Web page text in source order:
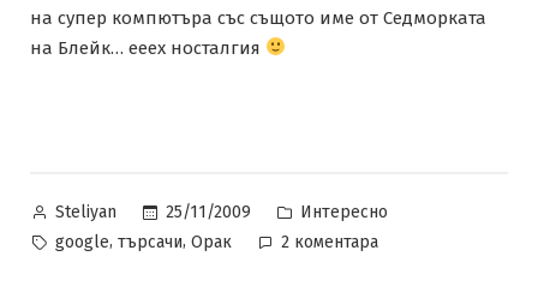
на супер компютъра със същото име от Седморката
на Блейк… ееех носталгия
Posted
by
Steliyan 25/11/2009
Posted
in
Интересно
Tags:
google, търсачи, Орак 2 коментараза